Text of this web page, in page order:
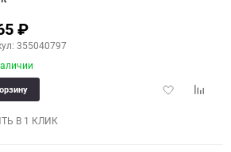
₽
355040797
Добавить
В 1 КЛИК